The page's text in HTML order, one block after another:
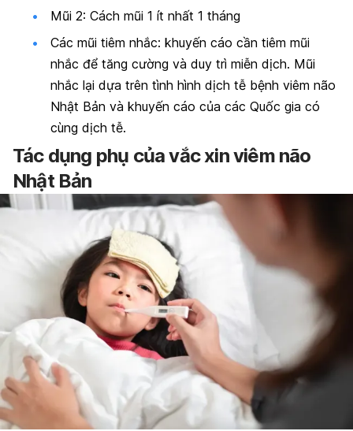
Mũi 2: Cách mũi 1 ít nhất 1 tháng
Các mũi tiêm nhắc: khuyến cáo cần tiêm mũi
nhắc để tăng cường và duy trì miễn dịch. Mũi
nhắc lại dựa trên tình hình dịch tễ bệnh viêm não
Nhật Bản và khuyến cáo của các Quốc gia có
cùng dịch tễ.
Tác dụng phụ của vắc xin viêm não
Nhật Bản